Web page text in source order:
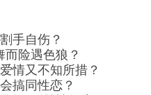
手自伤？
险遇色狼？
情又不知所措？
搞同性恋？